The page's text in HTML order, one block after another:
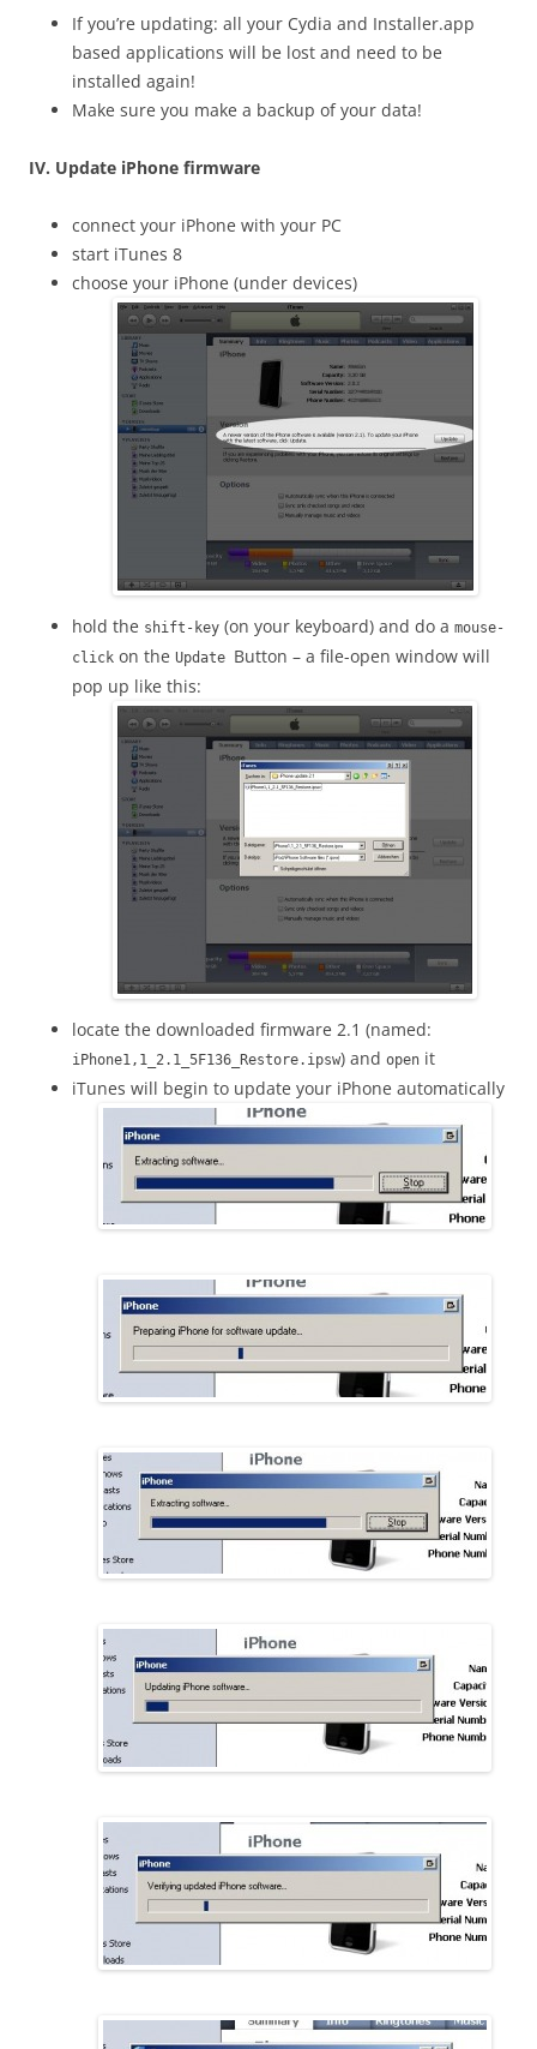
If you’re updating: all your Cydia and Installer.app
based applications will be lost and need to be
installed again!
Make sure you make a backup of your data!
IV. Update iPhone firmware
connect your iPhone with your PC
start iTunes 8
choose your iPhone (under devices)
hold the shift-key (on your keyboard) and do a mouse-
click on the Update Button – a file-open window will
pop up like this:
locate the downloaded firmware 2.1 (named:
iPhone1,1_2.1_5F136_Restore.ipsw) and open it
iTunes will begin to update your iPhone automatically